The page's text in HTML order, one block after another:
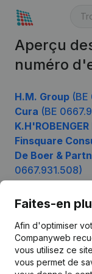
Aperçu
numéro
H.M. Group (BE
Cura (BE
K.H'ROBENGER
Finsquare
De Boer &
0667.931.508)
Faites-en
Afin d'optimiser
Companyweb
vous utilisez ce
vous permet de